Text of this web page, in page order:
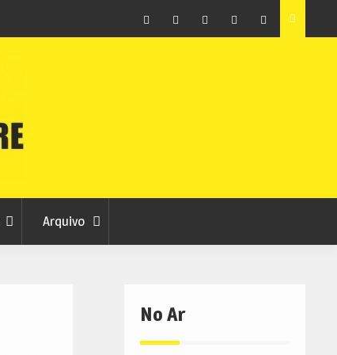
Município de Belmonte alerta para tentativa de fraude
em nome da autarquia
Arquivo
No Ar